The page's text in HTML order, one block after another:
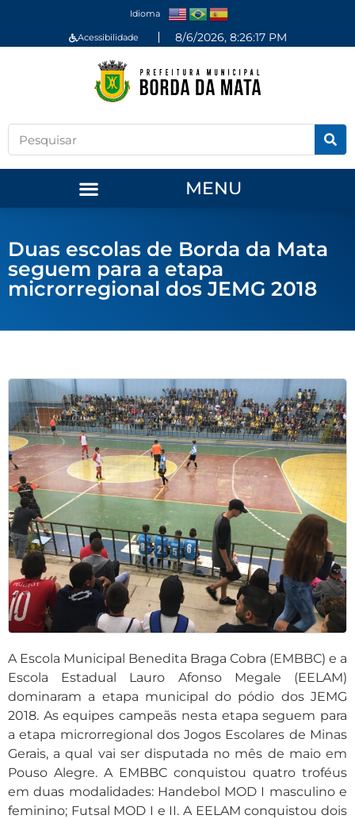
Idioma
Acessibilidade 8/6/2026, 8:26:17 PM
MENU
Duas escolas de Borda da Mata
seguem para a etapa
microrregional dos JEMG 2018
A Escola Municipal Benedita Braga Cobra (EMBBC) e a
Escola Estadual Lauro Afonso Megale (EELAM)
dominaram a etapa municipal do pódio dos JEMG
2018. As equipes campeãs nesta etapa seguem para
a etapa microrregional dos Jogos Escolares de Minas
Gerais, a qual vai ser disputada no mês de maio em
Pouso Alegre. A EMBBC conquistou quatro troféus
em duas modalidades: Handebol MOD I masculino e
feminino; Futsal MOD I e II. A EELAM conquistou dois